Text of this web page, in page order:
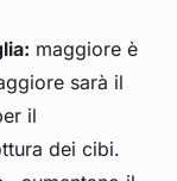
maggiore è
sarà il
il
dei cibi.